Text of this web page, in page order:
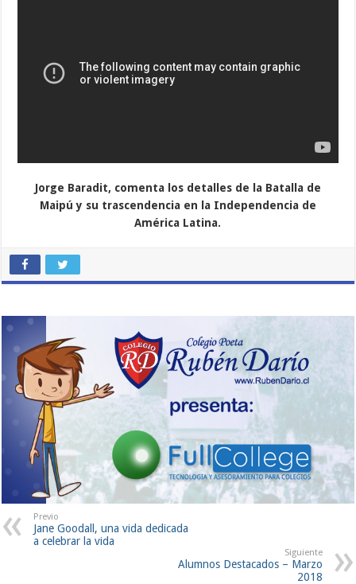
Jorge Baradit, comenta los detalles de la Batalla de
Maipú y su trascendencia en la Independencia de
América Latina.
Previo
Jane Goodall, una vida dedicada
a celebrar la vida
Siguiente
Alumnos Destacados – Marzo
2018